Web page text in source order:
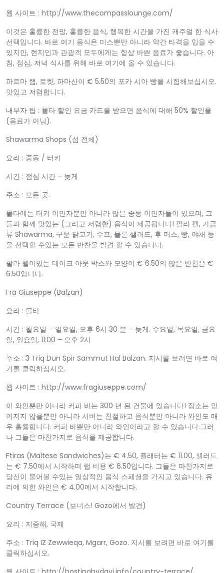
웹 사이트 : http://www.thecompasslounge.com/
이것은 훌륭한 전망, 훌륭한 음식, 행복한 시간을 가진 캐주얼 한 식사
선택입니다. 바로 여기 음식은 미스뿐만 아니라 약간 타격을 입을 수
있지만, 현지인과 관광객 모두에게는 항상 바쁜 음료가 좋습니다. 아
침, 점심, 저녁 식사를 위해 바로 여기에 올 수 있습니다.
파르마 햄, 로켓, 파마산이 € 5.50의 포카 시아 빵을 시험해보십시오.
맛있고 저렴합니다.
내부자 팁 : 몰타 할인 요금 카드를 받으면 음식에 대해 50% 할인율
(음료가 아님).
Shawarma Shops (섬 전체)
요리 : 중동 / 터키
시간 : 점심 시간 – 늦게
주소 : 모든 곳.
몰타에는 터키 이민자뿐만 아니라 많은 중동 이민자들이 있으며, 그
들과 함께 맛있는 (그리고 저렴한) 음식이 제공됩니다! 팔라 펠, 가금
류 Shawarma, 구운 닭고기, 수프, 물론 샐러드, 후 머스, 빵, 야채 등
을 선택할 수있는 모든 반찬을 발견 할 수 있습니다.
팔라 펠이있는 테이크 아웃 박스와 모양이 € 6.50의 많은 반찬은 €
6.50입니다.
Fra Giuseppe (Balzan)
요리 : 몰타
시간 : 월요일 – 일요일, 오후 6시 30 분 – 늦게. 수요일, 목요일, 금요
일, 일요일, 11:00 – 오후 2시
주소 : 3 Triq Dun Spir Sammut Hal Balzan. 지시를 보려면 바로 여
기를 클릭하십시오.
웹 사이트 : http://www.fragiuseppe.com/
이 와인뿐만 아니라 커피 바는 300 년 된 건물에 있습니다! 장소는 믿
어지지 않을뿐만 아니라 서버는 친절하고 음식뿐만 아니라 와인도 매
우 훌륭합니다. 커피 바뿐만 아니라 와인이라고 할 수 있습니다.그러
나 그들은 마찬가지로 음식을 제공합니다.
Ftiras (Maltese Sandwiches)는 € 4.50, 플래터는 € 11.00, 샐러드
는 € 7.50에서 시작하며 랩 비용 € 6.50입니다. 그들은 마찬가지로
당신이 물어볼 수있는 일상적인 음식 스페셜을 가지고 있습니다. 유
리에 의한 와인은 € 4.00에서 시작합니다.
Country Terrace (보너스! Gozo에서 발견)
요리 : 지중해, 국제
주소 : Triq IZ Zewwieqa, Mgarr, Gozo. 지시를 보려면 바로 여기를
클릭하십시오.